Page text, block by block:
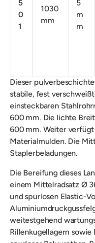
5
0
1
1030
mm
5
m
m
Dieser
stabile, fest
einsteckbaren
600 mm. Die lichte
600 mm. Weiter
Materialmulden. Die
Staplerbeladungen.
Die Bereifung dieses
einem Mittelradsatz Ø
und spurlosen Elastic-
weitestgehend
Rillenkugellagern sowie